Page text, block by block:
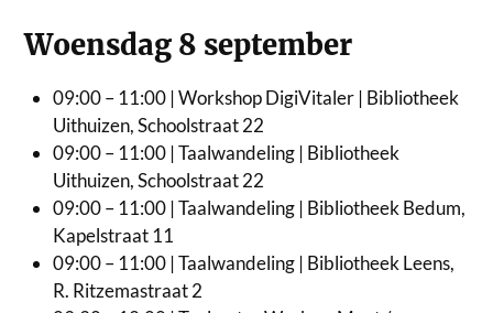
Woensdag 8 september
09:00 – 11:00 | Workshop DigiVitaler | Bibliotheek
Uithuizen, Schoolstraat 22
09:00 – 11:00 | Taalwandeling | Bibliotheek
Uithuizen, Schoolstraat 22
09:00 – 11:00 | Taalwandeling | Bibliotheek Bedum,
Kapelstraat 11
09:00 – 11:00 | Taalwandeling | Bibliotheek Leens,
R. Ritzemastraat 2